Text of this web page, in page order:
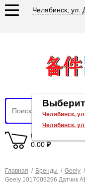
Челябинск, ул.
0 товаров
0.00 ₽
Главная / Бренды / Geely /
Geely 1017009296 Датчик
Челябинск,
Челябинск,